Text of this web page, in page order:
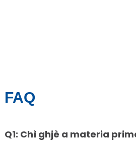
FAQ
Q1: Chì ghjè a materia